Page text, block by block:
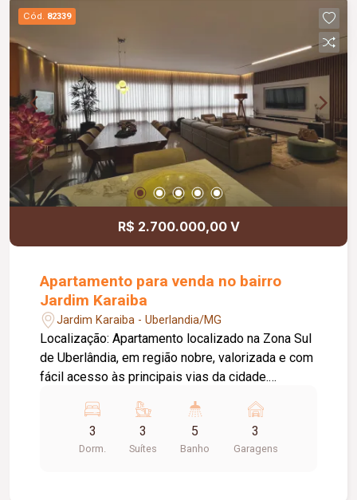
Cód. 82339
R$ 2.700.000,00 V
Apartamento para venda no bairro
Jardim Karaiba
Jardim Karaiba - Uberlandia/MG
Localização: Apartamento localizado na Zona Sul
de Uberlândia, em região nobre, valorizada e com
fácil acesso às principais vias da cidade.
exclusividade, segurança e infraestrutura
completa. Características do imóvel: Área
construída/útil: 185 m²; 03 suítes, climatizadas e
3
Dorm.
3
Suítes
5
Banho
3
Garagens